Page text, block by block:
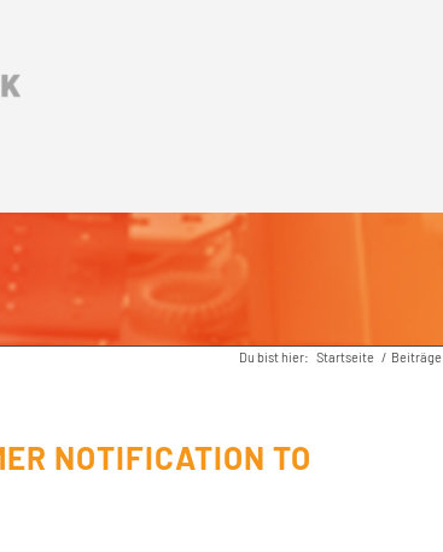
Du bist hier: Startseite / Beiträge
NOTIFICATION TO